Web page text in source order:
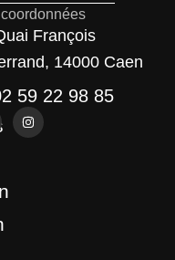
François
14000 Caen
59 22 98 85